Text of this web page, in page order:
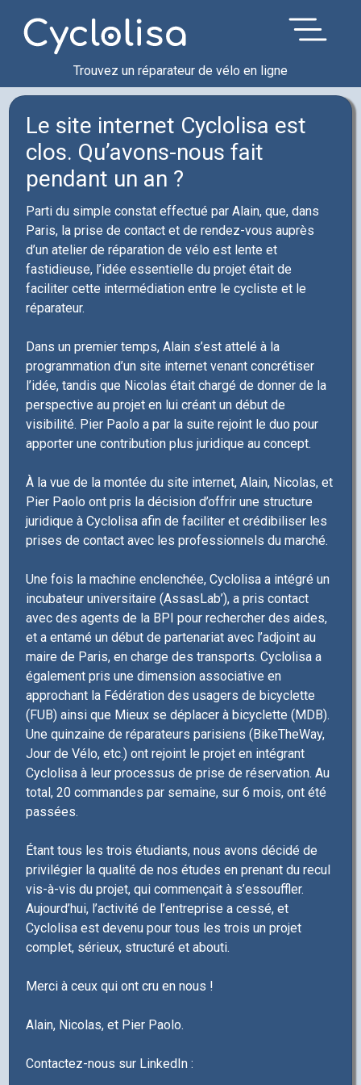
Trouvez un réparateur de vélo en ligne
Le site internet Cyclolisa est
clos. Qu’avons-nous fait
pendant un an ?
Parti du simple constat effectué par Alain, que, dans
Paris, la prise de contact et de rendez-vous auprès
d’un atelier de réparation de vélo est lente et
fastidieuse, l’idée essentielle du projet était de
faciliter cette intermédiation entre le cycliste et le
réparateur.
Dans un premier temps, Alain s’est attelé à la
programmation d’un site internet venant concrétiser
l’idée, tandis que Nicolas était chargé de donner de la
perspective au projet en lui créant un début de
visibilité. Pier Paolo a par la suite rejoint le duo pour
apporter une contribution plus juridique au concept.
À la vue de la montée du site internet, Alain, Nicolas, et
Pier Paolo ont pris la décision d’offrir une structure
juridique à Cyclolisa afin de faciliter et crédibiliser les
prises de contact avec les professionnels du marché.
Une fois la machine enclenchée, Cyclolisa a intégré un
incubateur universitaire (AssasLab’), a pris contact
avec des agents de la BPI pour rechercher des aides,
et a entamé un début de partenariat avec l’adjoint au
maire de Paris, en charge des transports. Cyclolisa a
également pris une dimension associative en
approchant la Fédération des usagers de bicyclette
(FUB) ainsi que Mieux se déplacer à bicyclette (MDB).
Une quinzaine de réparateurs parisiens (BikeTheWay,
Jour de Vélo, etc.) ont rejoint le projet en intégrant
Cyclolisa à leur processus de prise de réservation. Au
total, 20 commandes par semaine, sur 6 mois, ont été
passées.
Étant tous les trois étudiants, nous avons décidé de
privilégier la qualité de nos études en prenant du recul
vis-à-vis du projet, qui commençait à s’essouffler.
Aujourd’hui, l’activité de l’entreprise a cessé, et
Cyclolisa est devenu pour tous les trois un projet
complet, sérieux, structuré et abouti.
Merci à ceux qui ont cru en nous !
Alain, Nicolas, et Pier Paolo.
Contactez-nous sur LinkedIn :